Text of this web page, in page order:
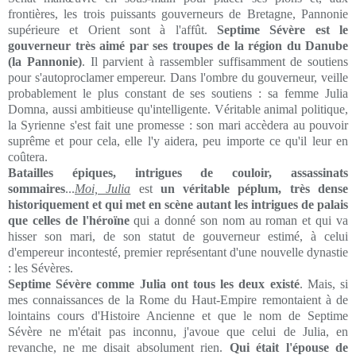
frontières, les trois puissants gouverneurs de Bretagne, Pannonie
supérieure et Orient sont à l'affût. Septime Sévère est le
gouverneur très aimé par ses troupes de la région du Danube
(la Pannonie). Il parvient à rassembler suffisamment de soutiens
pour s'autoproclamer empereur. Dans l'ombre du gouverneur, veille
probablement le plus constant de ses soutiens : sa femme Julia
Domna, aussi ambitieuse qu'intelligente. Véritable animal politique,
la Syrienne s'est fait une promesse : son mari accèdera au pouvoir
suprême et pour cela, elle l'y aidera, peu importe ce qu'il leur en
coûtera.
Batailles épiques, intrigues de couloir, assassinats
sommaires...Moi, Julia est un véritable péplum, très dense
historiquement et qui met en scène autant les intrigues de palais
que celles de l'héroïnequi a donné son nom au roman et qui va
hisser son mari, de son statut de gouverneur estimé, à celui
d'empereur incontesté, premier représentant d'une nouvelle dynastie
: les Sévères.
Septime Sévère comme Julia ont tous les deux existé. Mais, si
mes connaissances de la Rome du Haut-Empire remontaient à de
lointains cours d'Histoire Ancienne et que le nom de Septime
Sévère ne m'était pas inconnu, j'avoue que celui de Julia, en
revanche, ne me disait absolument rien. Qui était l'épouse de